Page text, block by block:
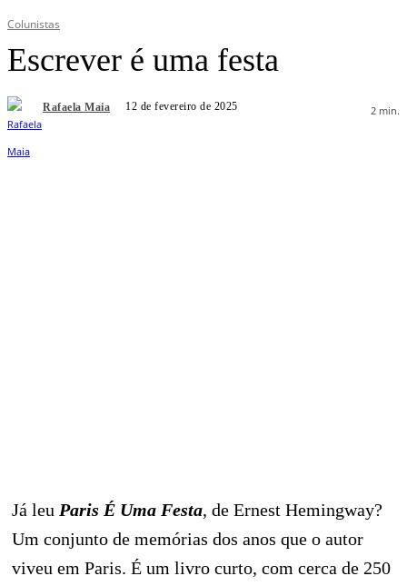
Colunistas
Escrever é uma festa
Rafaela Maia 12 de fevereiro de 2025 2 min.
Já leu Paris É Uma Festa, de Ernest Hemingway?
Um conjunto de memórias dos anos que o autor
viveu em Paris. É um livro curto, com cerca de 250